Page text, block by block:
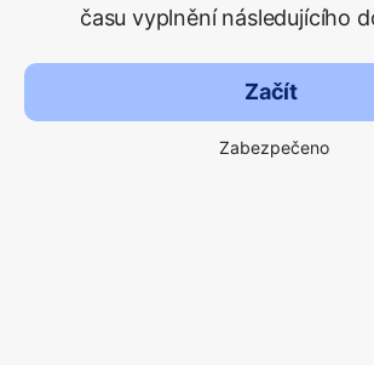
času vyplnění následujícího
Začít
Zabezpečeno